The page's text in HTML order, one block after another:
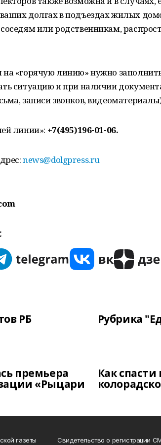
долгах в подъездах жилых
или родственникам,
«горячую линию» нужно
ситуацию и при наличии
записи звонков,
линии»: +7(495)196-01-06.
news@dolgpress.ru
РБ Рубрика
премьера
«Рыцари
Как
газеты
Свидетельство о регистрации